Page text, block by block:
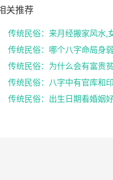
关推荐
传统民俗：哪个八字命局身
传统民俗：为什么会有富贵